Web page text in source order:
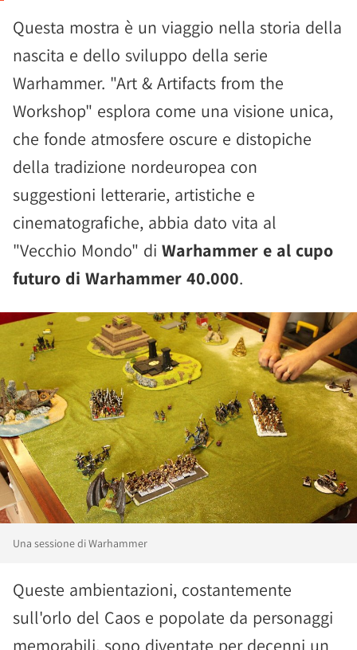
Questa mostra è un viaggio nella storia della
nascita e dello sviluppo della serie
Warhammer. "Art & Artifacts from the
Workshop" esplora come una visione unica,
che fonde atmosfere oscure e distopiche
della tradizione nordeuropea con
suggestioni letterarie, artistiche e
cinematografiche, abbia dato vita al
"Vecchio Mondo" di Warhammer e al cupo
futuro di Warhammer 40.000.
Una sessione di Warhammer
Queste ambientazioni, costantemente
sull'orlo del Caos e popolate da personaggi
memorabili, sono diventate per decenni un